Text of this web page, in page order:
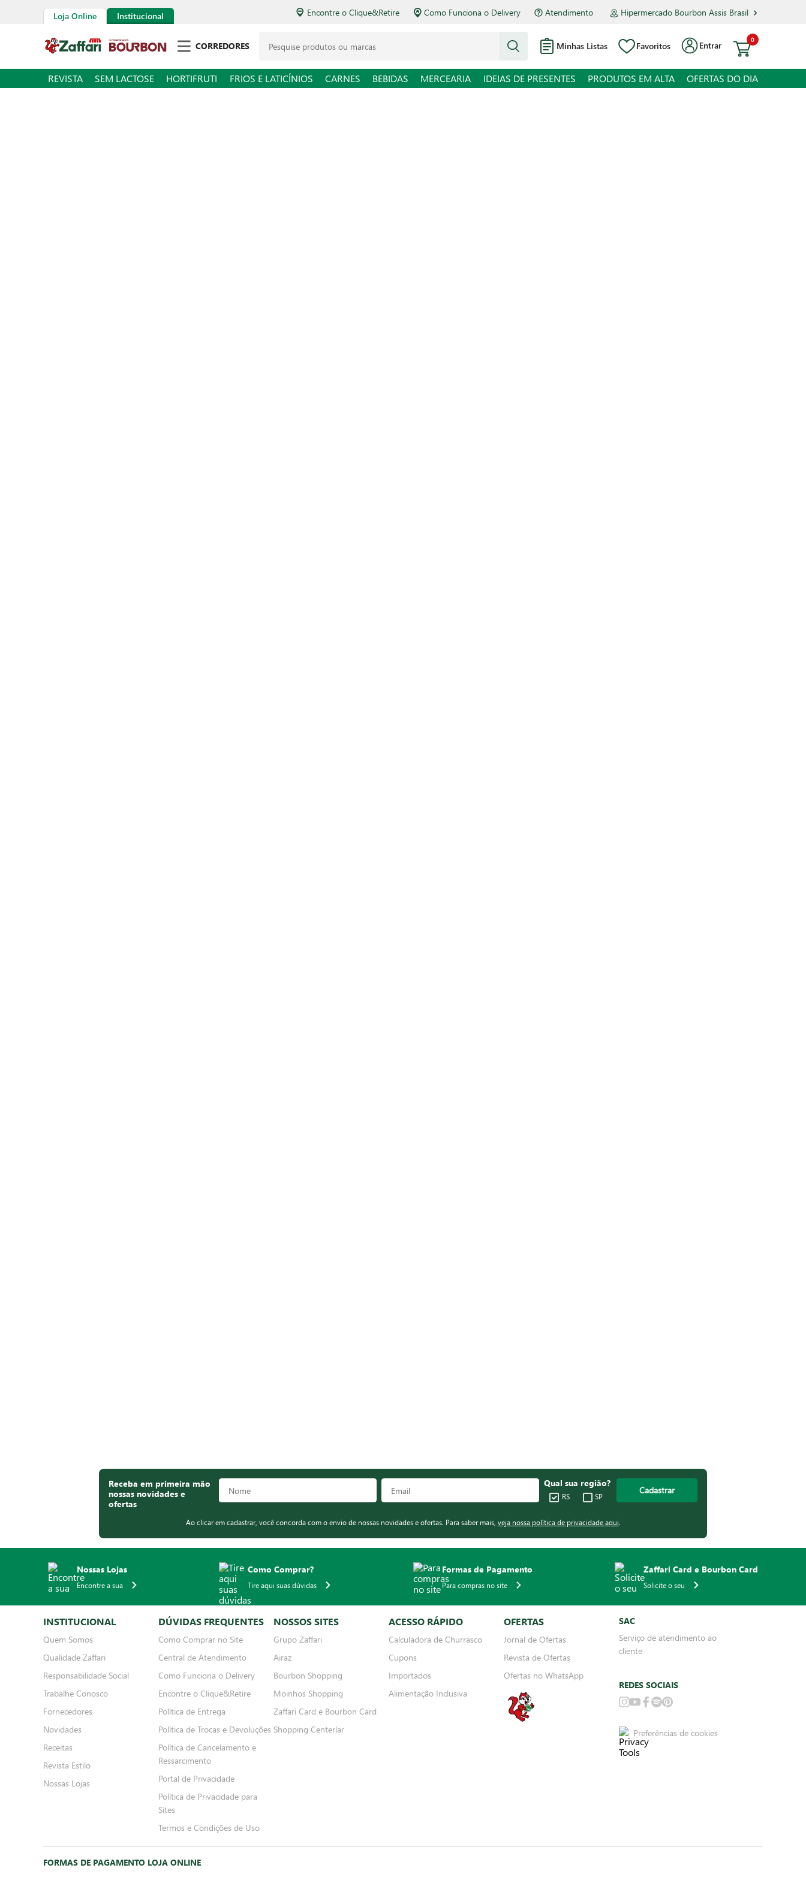
Loja Online Institucional Encontre o Clique&Retire Como Funciona o Delivery Atendimento Hipermercado Bourbon Assis Brasil
CORREDORES Minhas Listas Favoritos Entrar
0
REVISTA SEM LACTOSE HORTIFRUTI FRIOS E LATICÍNIOS CARNES BEBIDAS MERCEARIA IDEIAS DE PRESENTES PRODUTOS EM ALTA OFERTAS DO DIA
Receba em primeira mão
nossas novidades e
ofertas
Qual sua região?
RS SP
Cadastrar
Ao clicar em cadastrar, você concorda com o envio de nossas novidades e ofertas. Para saber mais, veja nossa política de privacidade aqui.
Nossas Lojas
Encontre a sua
Como Comprar?
Tire aqui suas dúvidas
Formas de Pagamento
Para compras no site
Zaffari Card e Bourbon Card
Solicite o seu
INSTITUCIONAL
Quem Somos
Qualidade Zaffari
Responsabilidade Social
Trabalhe Conosco
Fornecedores
Novidades
Receitas
Revista Estilo
Nossas Lojas
DÚVIDAS FREQUENTES
Como Comprar no Site
Central de Atendimento
Como Funciona o Delivery
Encontre o Clique&Retire
Política de Entrega
Política de Trocas e Devoluções
Política de Cancelamento e
Ressarcimento
Portal de Privacidade
Política de Privacidade para
Sites
Termos e Condições de Uso
NOSSOS SITES
Grupo Zaffari
Airaz
Bourbon Shopping
Moinhos Shopping
Zaffari Card e Bourbon Card
Shopping Centerlar
ACESSO RÁPIDO
Calculadora de Churrasco
Cupons
Importados
Alimentação Inclusiva
OFERTAS
Jornal de Ofertas
Revista de Ofertas
Ofertas no WhatsApp
SAC
Serviço de atendimento ao
cliente
REDES SOCIAIS
Preferências de cookies
FORMAS DE PAGAMENTO LOJA ONLINE